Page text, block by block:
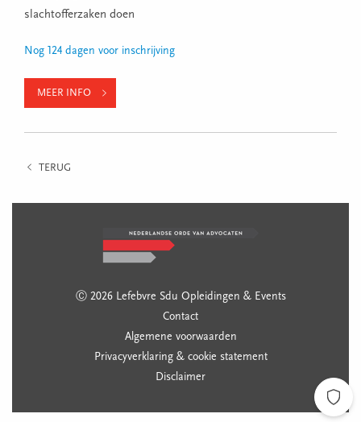
slachtofferzaken doen
Nog 124 dagen voor inschrijving
MEER INFO
TERUG
Ⓒ 2026 Lefebvre Sdu Opleidingen & Events
Contact
Algemene voorwaarden
Privacyverklaring & cookie statement
Disclaimer